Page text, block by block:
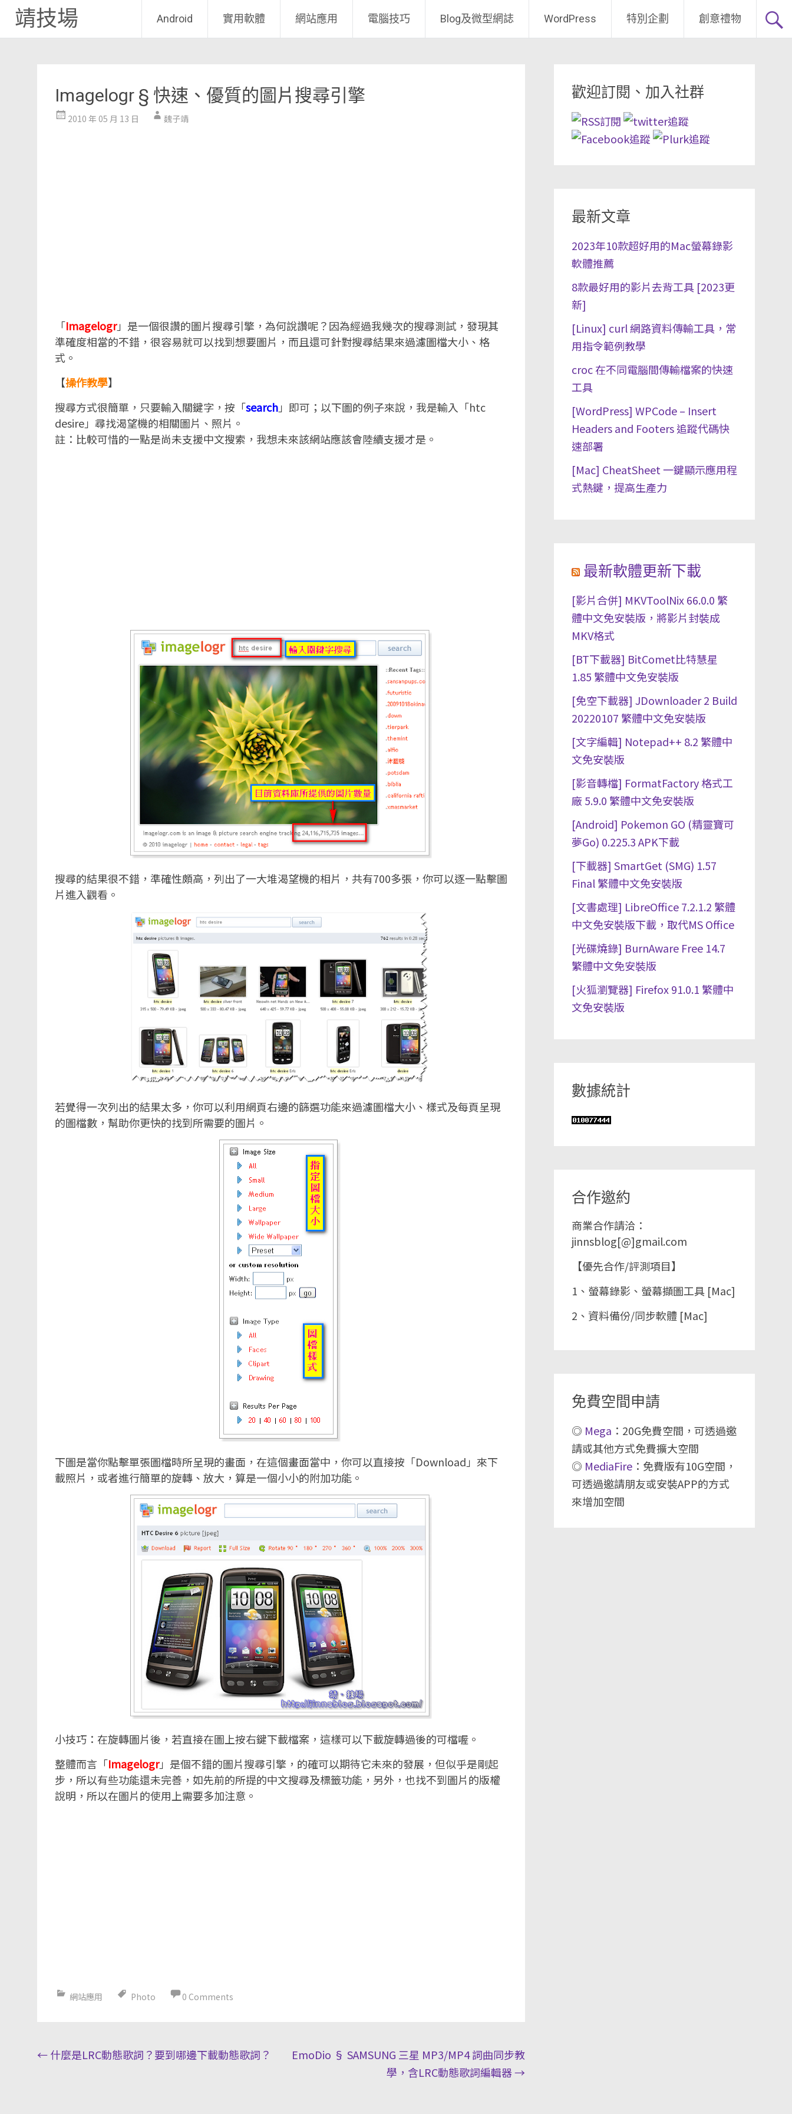
靖技場 Android 實用軟體 網站應用 電腦技巧 Blog及微型網誌 WordPress 特別企劃 創意禮物
Imagelogr § 快速、優質的圖片搜尋引擎
2010 年 05 月 13 日 魏子靖
「Imagelogr」是一個很讚的圖片搜尋引擎，為何說讚呢？因為經過我幾次的搜尋測試，發現其
準確度相當的不錯，很容易就可以找到想要圖片，而且還可針對搜尋結果來過濾圖檔大小、格
式。
【操作教學】
搜尋方式很簡單，只要輸入關鍵字，按「search」即可；以下圖的例子來說，我是輸入「htc
desire」尋找渴望機的相關圖片、照片。
註：比較可惜的一點是尚未支援中文搜索，我想未來該網站應該會陸續支援才是。
搜尋的結果很不錯，準確性頗高，列出了一大堆渴望機的相片，共有700多張，你可以逐一點擊圖
片進入觀看。
若覺得一次列出的結果太多，你可以利用網頁右邊的篩選功能來過濾圖檔大小、樣式及每頁呈現
的圖檔數，幫助你更快的找到所需要的圖片。
下圖是當你點擊單張圖檔時所呈現的畫面，在這個畫面當中，你可以直接按「Download」來下
載照片，或者進行簡單的旋轉、放大，算是一個小小的附加功能。
小技巧：在旋轉圖片後，若直接在圖上按右鍵下載檔案，這樣可以下載旋轉過後的可檔喔。
整體而言「Imagelogr」是個不錯的圖片搜尋引擎，的確可以期待它未來的發展，但似乎是剛起
步，所以有些功能還未完善，如先前的所提的中文搜尋及標籤功能，另外，也找不到圖片的版權
說明，所以在圖片的使用上需要多加注意。
網站應用 Photo 0 Comments
Post
←什麼是LRC動態歌詞？要到哪邊下載動態歌詞？
EmoDio § SAMSUNG 三星 MP3/MP4 詞曲同步教
學，含LRC動態歌詞編輯器→
歡迎訂閱、加入社群
最新文章
2023年10款超好用的Mac螢幕錄影
軟體推薦
8款最好用的影片去背工具 [2023更
新]
[Linux] curl 網路資料傳輸工具，常
用指令範例教學
croc 在不同電腦間傳輸檔案的快速
工具
[WordPress] WPCode – Insert
Headers and Footers 追蹤代碼快
速部署
[Mac] CheatSheet 一鍵顯示應用程
式熱鍵，提高生產力
最新軟體更新下載
[影片合併] MKVToolNix 66.0.0 繁
體中文免安裝版，將影片封裝成
MKV格式
[BT下載器] BitComet比特慧星
1.85 繁體中文免安裝版
[免空下載器] JDownloader 2 Build
20220107 繁體中文免安裝版
[文字編輯] Notepad++ 8.2 繁體中
文免安裝版
[影音轉檔] FormatFactory 格式工
廠 5.9.0 繁體中文免安裝版
[Android] Pokemon GO (精靈寶可
夢Go) 0.225.3 APK下載
[下載器] SmartGet (SMG) 1.57
Final 繁體中文免安裝版
[文書處理] LibreOffice 7.2.1.2 繁體
中文免安裝版下載，取代MS Office
[光碟燒錄] BurnAware Free 14.7
繁體中文免安裝版
[火狐瀏覽器] Firefox 91.0.1 繁體中
文免安裝版
數據統計
合作邀約
商業合作請洽：
jinnsblog[@]gmail.com
【優先合作/評測項目】
1、螢幕錄影、螢幕擷圖工具 [Mac]
2、資料備份/同步軟體 [Mac]
免費空間申請
◎ Mega ：20G免費空間，可透過邀
請或其他方式免費擴大空間
◎ MediaFire：免費版有10G空間，
可透過邀請朋友或安裝APP的方式
來增加空間